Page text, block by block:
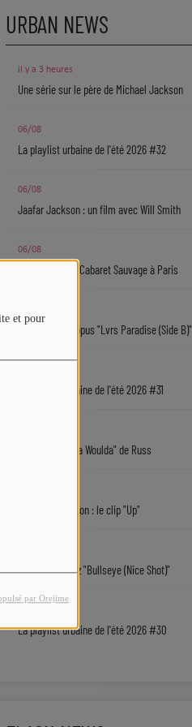
et pour
par Orejime
URBAN NEWS
il y a 3 heures
Une série sur le père de Michael Jackson
06/08
La playlist urbaine de l'été 2026 #32
06/08
Jaafar Jackson : un film avec Will Smith
06/08
Ryan Leslie au Cabaret Sauvage à Paris
Isaiah Falls : l'opus "Lvrs Paradise (Side B)"
La playlist urbaine de l'été 2026 #31
"Coulda Shoulda Woulda" de Russ
Keith D. Robinson : le clip "Up"
Sy'Rai : écoutez "Bullseye (Nice Shot)"
La playlist urbaine de l'été 2026 #30